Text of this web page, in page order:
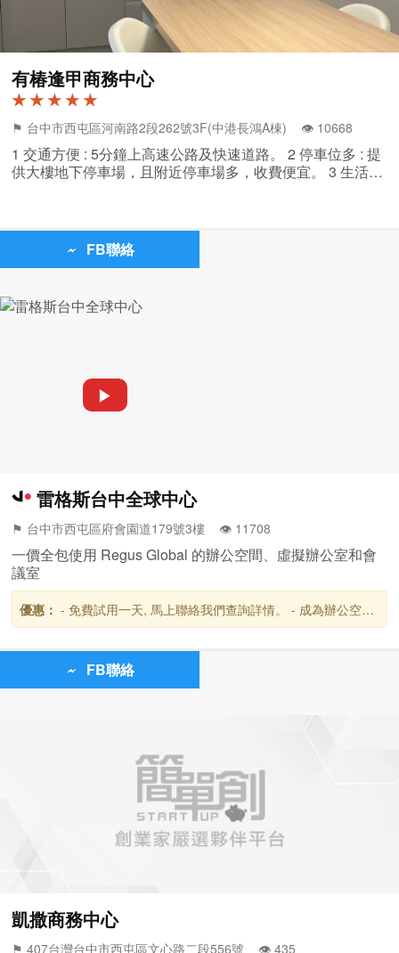
有椿逢甲商務中心
★ ★ ★ ★ ★
⚑ 台中市西屯區河南路2段262號3F(中港長鴻A棟) 👁️‍ 10668
1 交通方便 : 5分鐘上高速公路及快速道路。 2 停車位多 : 提
供大樓地下停車場，且附近停車場多，收費便宜。 3 生活機
FB聯絡
▶
雷格斯台中全球中心
⚑ 台中市西屯區府會園道179號3樓 👁️‍ 11708
一價全包使用 Regus Global 的辦公空間、虛擬辦公室和會
議室
優惠： - 免費試用一天, 馬上聯絡我們查詢詳情。 - 成為辦公空間
客戶後,可免費使用全球超過3,000個雷格斯商務貴賓室,台灣共設
FB聯絡
凱撒商務中心
⚑ 407台灣台中市西屯區文心路二段556號 👁️‍ 435